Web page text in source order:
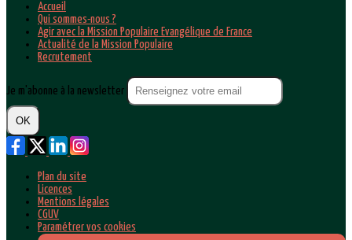
Accueil
Qui sommes-nous ?
Agir avec la Mission Populaire Evangélique de France
Actualité de la Mission Populaire
Recrutement
Je m'abonne à la newsletter
OK
Plan du site
Licences
Mentions légales
CGUV
Paramétrer vos cookies